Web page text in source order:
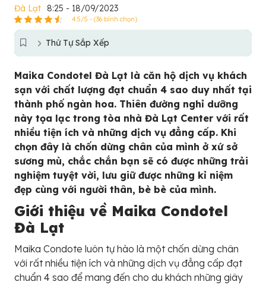
Đà Lạt 8:25 - 18/09/2023
4.5/5 - (36 bình chọn)
Thứ Tự Sắp Xếp
Maika Condotel Đà Lạt là căn hộ dịch vụ khách
sạn với chất lượng đạt chuẩn 4 sao duy nhất tại
thành phố ngàn hoa. Thiên đường nghỉ dưỡng
này tọa lạc trong tòa nhà Đà Lạt Center với rất
nhiều tiện ích và những dịch vụ đẳng cấp. Khi
chọn đây là chốn dừng chân của mình ở xứ sở
sương mù, chắc chắn bạn sẽ có được những trải
nghiệm tuyệt vời, lưu giữ được những kỉ niệm
đẹp cùng với người thân, bè bè của mình.
Giới thiệu về Maika Condotel
Đà Lạt
Maika Condote luôn tự hào là một chốn dừng chân
với rất nhiều tiện ích và những dịch vụ đẳng cấp đạt
chuẩn 4 sao để mang đến cho du khách những giây